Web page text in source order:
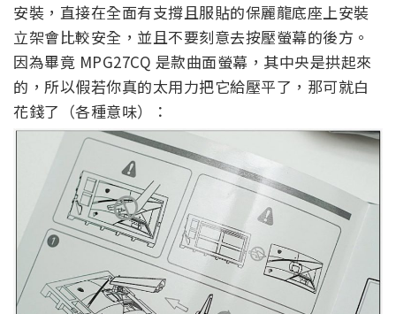
安裝，直接在全面有支撐且服貼的保麗龍底座上安裝
立架會比較安全，並且不要刻意去按壓螢幕的後方。
因為畢竟 MPG27CQ 是款曲面螢幕，其中央是拱起來
的，所以假若你真的太用力把它給壓平了，那可就白
花錢了（各種意味）：